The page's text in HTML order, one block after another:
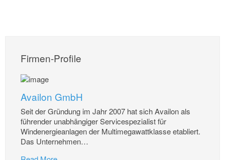
Firmen-Profile
Availon GmbH
Seit der Gründung im Jahr 2007 hat sich Availon als
führender unabhängiger Servicespezialist für
Windenergieanlagen der Multimegawattklasse etabliert.
Das Unternehmen…